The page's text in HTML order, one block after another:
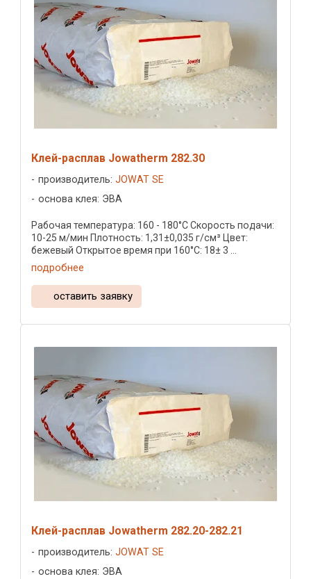
Клей-расплав Jowatherm 282.30
производитель: JOWAT SE
основа клея: ЭВА
Рабочая температура: 160 - 180°C Скорость подачи:
10-25 м/мин Плотность: 1,31±0,035 г/см³ Цвет:
бежевый Открытое время при 160°C: 18± 3 ...
подробнее
оставить заявку
Клей-расплав Jowatherm 282.20-282.21
производитель: JOWAT SE
основа клея: ЭВА